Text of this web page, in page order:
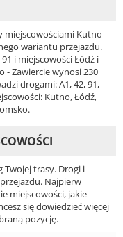
miejscowościami Kutno -
wariantu przejazdu.
i miejscowości Łódź i
- Zawiercie wynosi 230
drogami: A1, 42, 91,
Kutno, Łódź,
trasy. Drogi i
Najpierw
miejscowości, jakie
się dowiedzieć więcej
pozycję.